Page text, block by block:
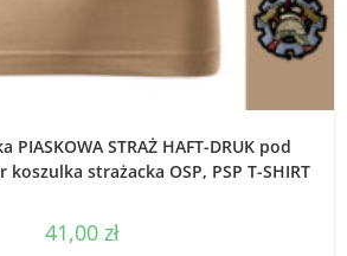
PIASKOWA STRAŻ HAFT-DRUK pod
strażacka OSP, PSP T-SHIRT
41,00 zł